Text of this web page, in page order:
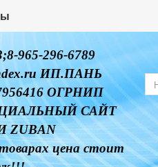
965-296-6789
ИП.ПАНЬ
ОГРНИП
САЙТ
цена стоит